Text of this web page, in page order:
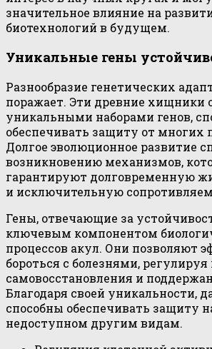
значительное влияние на
биотехнологий в будущем.
Уникальные гены
Разнообразие генетических
поражает. Эти древние хищники
уникальными наборами генов,
обеспечивать защиту от многих
Долгое эволюционное развитие
возникновению механизмов,
гарантируют долговременную
и исключительную
Гены, отвечающие за
ключевым компонентом
процессов акул. Они позволяют
бороться с болезнями,
самовосстановления и
Благодаря своей уникальности,
способны обеспечивать защиту
недоступном другим видам.